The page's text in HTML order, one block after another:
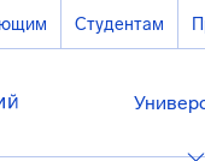
Студентам